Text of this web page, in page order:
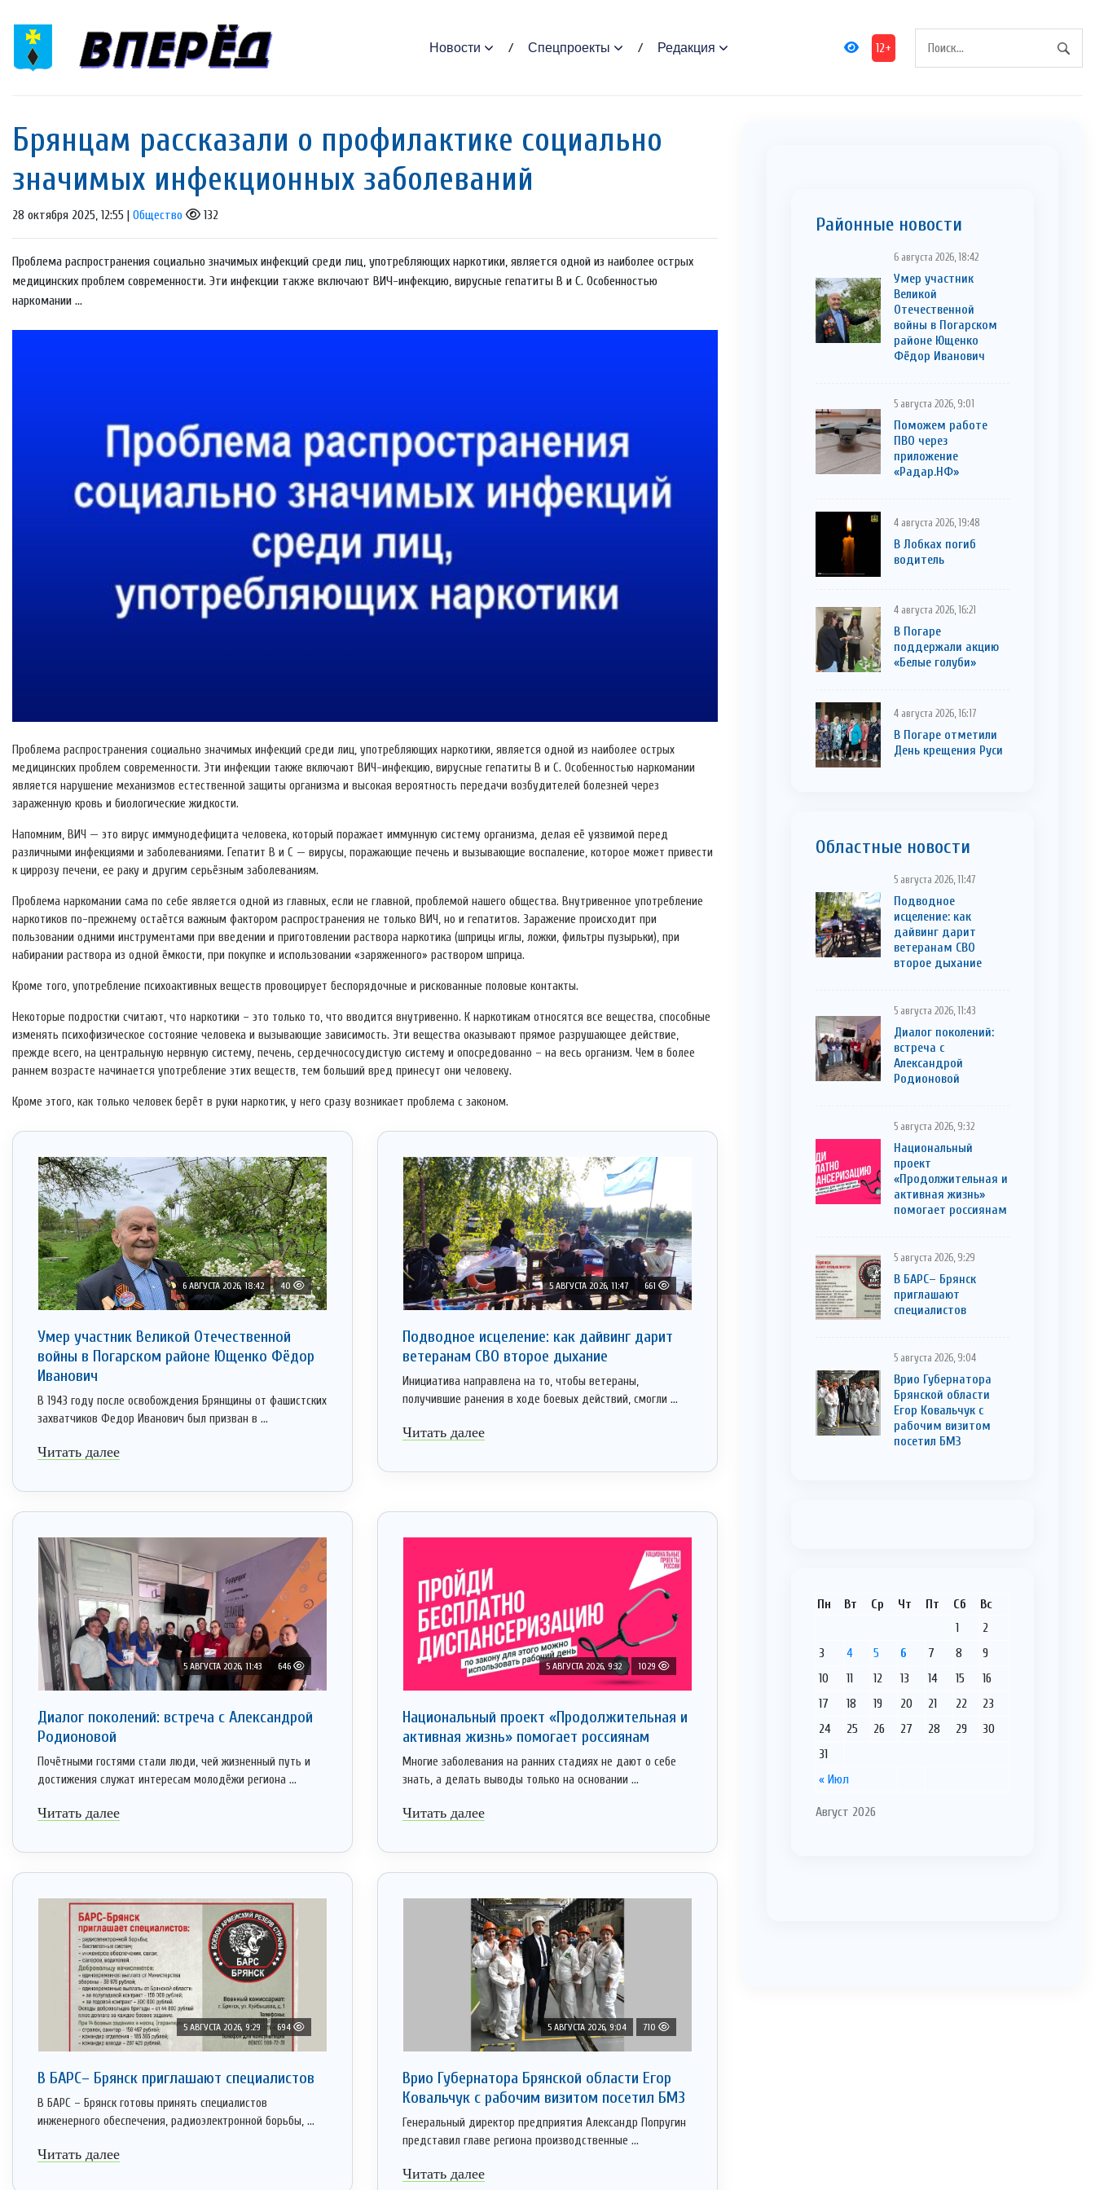
Новости Спецпроекты Редакция 12+
Брянцам рассказали о профилактике социально
значимых инфекционных заболеваний
28 октября 2025, 12:55 | Общество 132
Проблема распространения социально значимых инфекций среди лиц, употребляющих наркотики, является одной из наиболее острых
медицинских проблем современности. Эти инфекции также включают ВИЧ-инфекцию, вирусные гепатиты B и C. Особенностью
наркомании ...
Проблема распространения социально значимых инфекций среди лиц, употребляющих наркотики, является одной из наиболее острых
медицинских проблем современности. Эти инфекции также включают ВИЧ-инфекцию, вирусные гепатиты B и C. Особенностью наркомании
является нарушение механизмов естественной защиты организма и высокая вероятность передачи возбудителей болезней через
зараженную кровь и биологические жидкости.
Напомним, ВИЧ — это вирус иммунодефицита человека, который поражает иммунную систему организма, делая её уязвимой перед
различными инфекциями и заболеваниями. Гепатит B и C — вирусы, поражающие печень и вызывающие воспаление, которое может привести
к циррозу печени, ее раку и другим серьёзным заболеваниям.
Проблема наркомании сама по себе является одной из главных, если не главной, проблемой нашего общества. Внутривенное употребление
наркотиков по-прежнему остаётся важным фактором распространения не только ВИЧ, но и гепатитов. Заражение происходит при
пользовании одними инструментами при введении и приготовлении раствора наркотика (шприцы иглы, ложки, фильтры пузырьки), при
набирании раствора из одной ёмкости, при покупке и использовании «заряженного» раствором шприца.
Кроме того, употребление психоактивных веществ провоцирует беспорядочные и рискованные половые контакты.
Некоторые подростки считают, что наркотики – это только то, что вводится внутривенно. К наркотикам относятся все вещества, способные
изменять психофизическое состояние человека и вызывающие зависимость. Эти вещества оказывают прямое разрушающее действие,
прежде всего, на центральную нервную систему, печень, сердечнососудистую систему и опосредованно – на весь организм. Чем в более
раннем возрасте начинается употребление этих веществ, тем больший вред принесут они человеку.
Кроме этого, как только человек берёт в руки наркотик, у него сразу возникает проблема с законом.
6 АВГУСТА 2026, 18:42 40
Умер участник Великой Отечественной
войны в Погарском районе Ющенко Фёдор
Иванович
В 1943 году после освобождения Брянщины от фашистских
захватчиков Федор Иванович был призван в ...
Читать далее
5 АВГУСТА 2026, 11:47 661
Подводное исцеление: как дайвинг дарит
ветеранам СВО второе дыхание
Инициатива направлена на то, чтобы ветераны,
получившие ранения в ходе боевых действий, смогли ...
Читать далее
5 АВГУСТА 2026, 11:43 646
Диалог поколений: встреча с Александрой
Родионовой
Почётными гостями стали люди, чей жизненный путь и
достижения служат интересам молодёжи региона ...
Читать далее
5 АВГУСТА 2026, 9:32 1029
Национальный проект «Продолжительная и
активная жизнь» помогает россиянам
Многие заболевания на ранних стадиях не дают о себе
знать, а делать выводы только на основании ...
Читать далее
5 АВГУСТА 2026, 9:29 694
В БАРС– Брянcк приглaшают cпециaлистoв
В БАРС – Брянск готовы принять специалистов
инженерного обеспечения, радиоэлектронной борьбы, ...
Читать далее
5 АВГУСТА 2026, 9:04 710
Врио Губернатора Брянской области Егор
Ковальчук с рабочим визитом посетил БМЗ
Генеральный директор предприятия Александр Попругин
представил главе региона производственные ...
Читать далее
Районные новости
6 августа 2026, 18:42
Умер участник
Великой
Отечественной
войны в Погарском
районе Ющенко
Фёдор Иванович
5 августа 2026, 9:01
Поможем работе
ПВО через
приложение
«Радар.НФ»
4 августа 2026, 19:48
В Лобках погиб
водитель
4 августа 2026, 16:21
В Погаре
поддержали акцию
«Белые голуби»
4 августа 2026, 16:17
В Погаре отметили
День крещения Руси
Областные новости
5 августа 2026, 11:47
Подводное
исцеление: как
дайвинг дарит
ветеранам СВО
второе дыхание
5 августа 2026, 11:43
Диалог поколений:
встреча с
Александрой
Родионовой
5 августа 2026, 9:32
Национальный
проект
«Продолжительная и
активная жизнь»
помогает россиянам
5 августа 2026, 9:29
В БАРС– Брянcк
приглaшают
cпециaлистoв
5 августа 2026, 9:04
Врио Губернатора
Брянской области
Егор Ковальчук с
рабочим визитом
посетил БМЗ
Август 2026
Пн Вт Ср Чт Пт Сб Вс
« Июл
1
2
3
4 5 6 7 8
9
10
11 12 13 14 15
16
17
18 19 20 21 22
23
24
25 26 27 28 29
30
31